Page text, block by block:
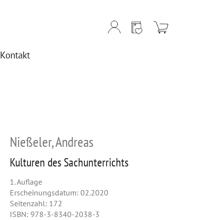
Kontakt
Nießeler, Andreas
Kulturen des Sachunterrichts
1. Auflage
Erscheinungsdatum: 02.2020
Seitenzahl: 172
ISBN: 978-3-8340-2038-3